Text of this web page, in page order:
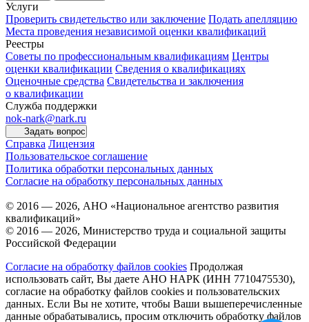
Услуги
Проверить свидетельство или заключение Подать апелляцию
Места проведения независимой оценки квалификаций
Реестры
Советы по профессиональным квалификациям Центры
оценки квалификации Сведения о квалификациях
Оценочные средства Свидетельства и заключения
о квалификации
Служба поддержки
nok-nark@nark.ru
Задать вопрос
Справка Лицензия
Пользовательское соглашение
Политика обработки персональных данных
Согласие на обработку персональных данных
© 2016 — 2026, АНО «Национальное агентство развития
квалификаций»
© 2016 — 2026, Министерство труда и социальной защиты
Российской Федерации
Согласие на обработку файлов cookies Продолжая
использовать сайт, Вы даете АНО НАРК (ИНН 7710475530),
согласие на обработку файлов cookies и пользовательских
данных. Если Вы не хотите, чтобы Ваши вышеперечисленные
данные обрабатывались, просим отключить обработку файлов